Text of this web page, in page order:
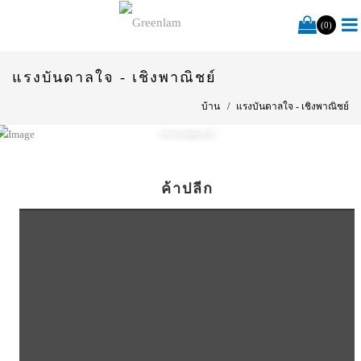
(0)
แรงบันดาลใจ - เชิงพาณิชย์
บ้าน แรงบันดาลใจ - เชิงพาณิชย์
ค้าปลีก